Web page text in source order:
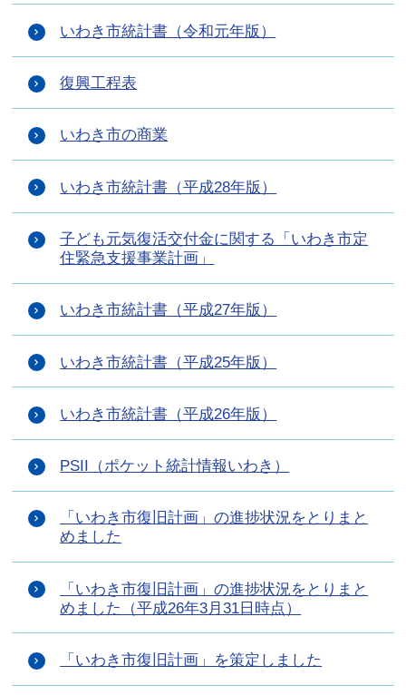
いわき市統計書（令和元年版）
復興工程表
いわき市の商業
いわき市統計書（平成28年版）
子ども元気復活交付金に関する「いわき市定
住緊急支援事業計画」
いわき市統計書（平成27年版）
いわき市統計書（平成25年版）
いわき市統計書（平成26年版）
PSII（ポケット統計情報いわき）
「いわき市復旧計画」の進捗状況をとりまと
めました
「いわき市復旧計画」の進捗状況をとりまと
めました（平成26年3月31日時点）
「いわき市復旧計画」を策定しました